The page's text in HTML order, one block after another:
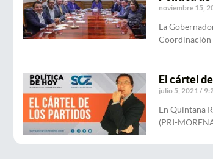
noviembre 15,
La
Coordinación
El cártel
julio 5, 2021
En Quintana
(PRI-